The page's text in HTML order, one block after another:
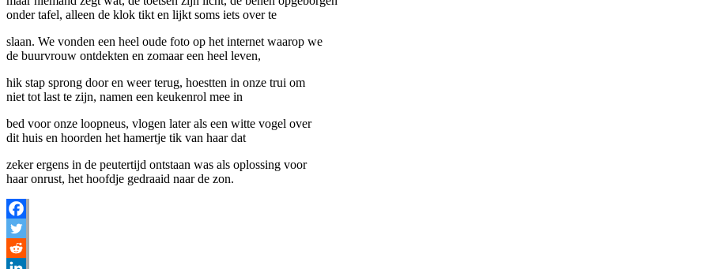
onder tafel, alleen de klok tikt en lijkt soms iets over te
slaan. We vonden een heel oude foto op het internet waarop we
de buurvrouw ontdekten en zomaar een heel leven,
hik stap sprong door en weer terug, hoestten in onze trui om
niet tot last te zijn, namen een keukenrol mee in
bed voor onze loopneus, vlogen later als een witte vogel over
dit huis en hoorden het hamertje tik van haar dat
zeker ergens in de peutertijd ontstaan was als oplossing voor
haar onrust, het hoofdje gedraaid naar de zon.